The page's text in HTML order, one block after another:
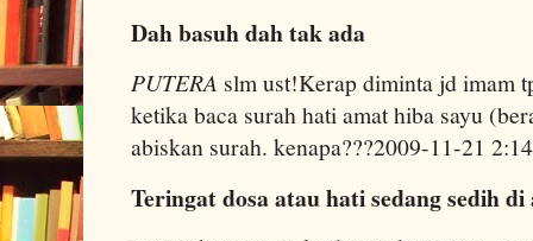
Dah basuh dah tak ada
PUTERA slm ust!Kerap diminta jd imam
ketika baca surah hati amat hiba sayu
abiskan surah. kenapa???2009-11-21
Teringat dosa atau hati sedang sedih